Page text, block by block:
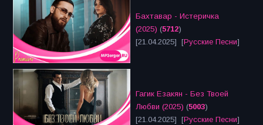
Бахтавар - Истеричка
(2025) (5712)
[21.04.2025] [Русские Песни]
Гагик Езакян - Без Твоей
Любви (2025) (5003)
[21.04.2025] [Русские Песни]